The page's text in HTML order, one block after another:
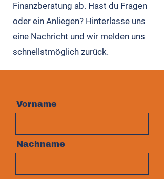
Finanzberatung ab. Hast du Fragen
oder ein Anliegen? Hinterlasse uns
eine Nachricht und wir melden uns
schnellstmöglich zurück.
Vorname
Nachname